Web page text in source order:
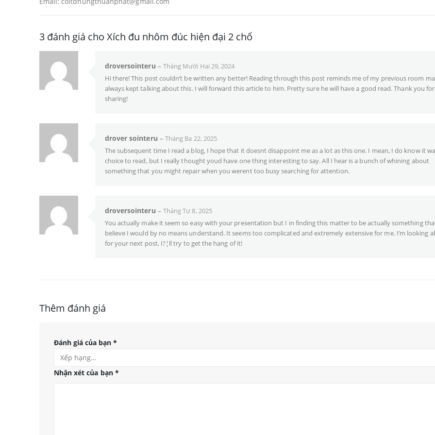
3 đánh giá cho Xích đu nhôm đúc hiện đại 2 chổ
droversointeru – Tháng Mười Hai 29, 2024
Hi there! This post couldn’t be written any better! Reading through this post reminds me of my previous room
always kept talking about this. I will forward this article to him. Pretty sure he will have a good read. Thank you for
sharing!
drover sointeru – Tháng Ba 22, 2025
The subsequent time I read a blog, I hope that it doesnt disappoint me as a lot as this one. I mean, I do know it
choice to read, but I really thought youd have one thing interesting to say. All I hear is a bunch of whining about
something that you might repair when you werent too busy searching for attention.
droversointeru – Tháng Tư 8, 2025
You actually make it seem so easy with your presentation but I in finding this matter to be actually something
believe I would by no means understand. It seems too complicated and extremely extensive for me. I’m looking
for your next post, I?¦ll try to get the hang of it!
Thêm đánh giá
Đánh giá của bạn *
Nhận xét của bạn *